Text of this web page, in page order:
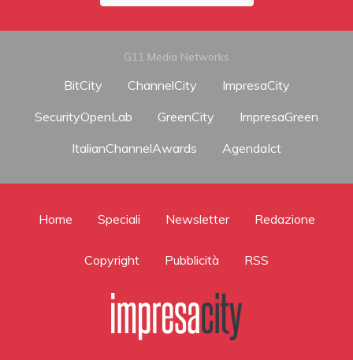
G11 Media Networks
BitCity ChannelCity
ImpresaCity
SecurityOpenLab
GreenCity
ImpresaGreen
ItalianChannelAwards
AgendaIct
Home Speciali Newsletter Redazione
Copyright Pubblicità RSS